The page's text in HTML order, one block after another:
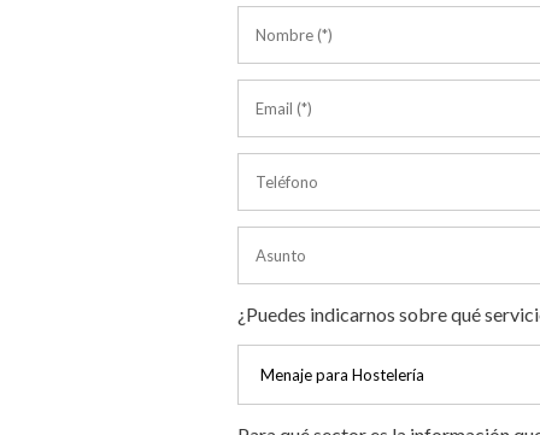
¿Puedes indicarnos sobre qué